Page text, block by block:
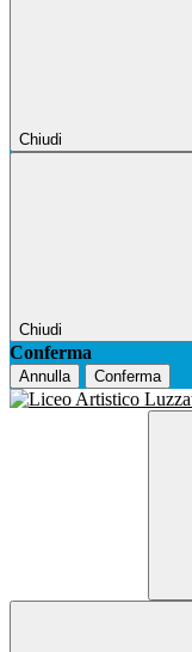
Chiudi
Chiudi
Conferma
Annulla Conferma